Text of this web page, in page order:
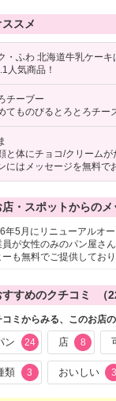
スメ
・ふわ 北海道牛乳ケーキ
人気商品！
チーブー
てものびるとろとろチー
と体にチョコ/クリームが
にはメッセージを無料で
店・スポットからのメ
年5月にリニューアルオー
員が女性のみのパン屋さ
ーも無料でご提供しており
すすめのクチコミ （
コミからみる、このお店
ン 24 店 8
類 3 おいしい 3